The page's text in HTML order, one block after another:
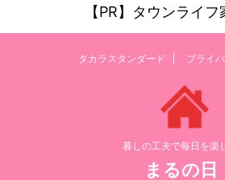
【PR】タウンライフ
タカラスタンダード プライ
暮しの工夫で毎日を楽
まるの日